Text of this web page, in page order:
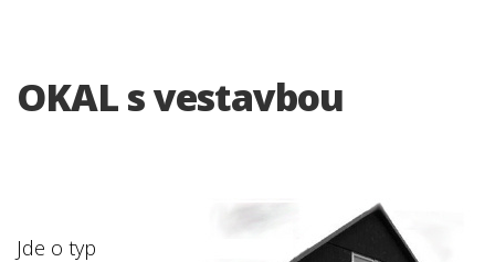
OKAL s vestavbou
Jde o typ